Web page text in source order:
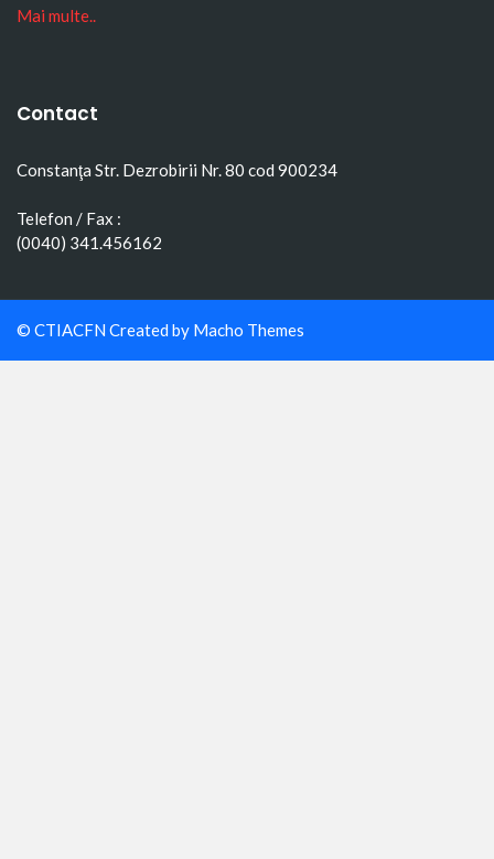
Mai multe..
Contact
Constanţa Str. Dezrobirii Nr. 80 cod 900234
Telefon / Fax :
(0040) 341.456162
© CTIACFN Created by Macho Themes